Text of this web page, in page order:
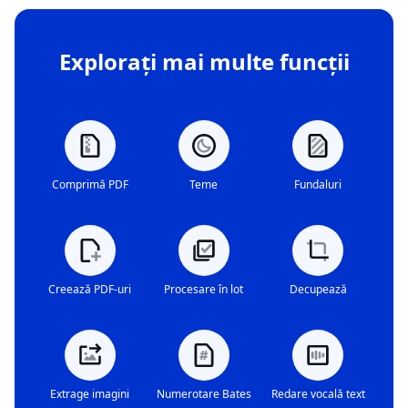
Explorați mai multe funcții
Comprimă PDF Teme Fundaluri
Creează PDF-uri Procesare în lot Decupează
Extrage imagini Numerotare Bates Redare vocală text